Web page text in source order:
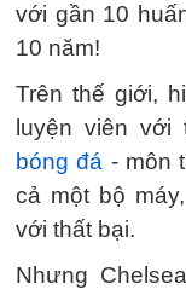
với gần 10
10 năm!
Trên thế giới,
luyện viên
bóng đá - môn
cả một bộ
với thất bại.
Nhưng